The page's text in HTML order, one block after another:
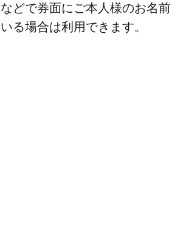
どで券面にご本人様のお名前
る場合は利用できます。